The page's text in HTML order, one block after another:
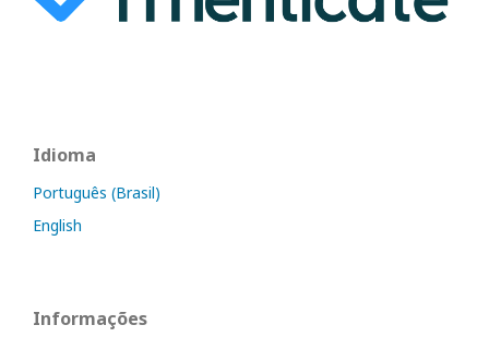
Idioma
Português (Brasil)
English
Informações